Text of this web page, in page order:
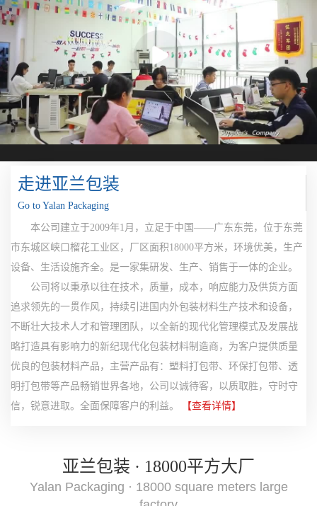
走进亚兰包装
Go to Yalan Packaging
本公司建立于2009年1月，立足于中国——广东东莞，位于东莞
市东城区峡口榴花工业区，厂区面积18000平方米，环境优美，生产
设备、生活设施齐全。是一家集研发、生产、销售于一体的企业。
公司将以秉承以往在技术，质量，成本，响应能力及供货方面
追求领先的一贯作风，持续引进国内外包装材料生产技术和设备，
不断壮大技术人才和管理团队，以全新的现代化管理模式及发展战
略打造具有影响力的新纪现代化包装材料制造商，为客户提供质量
优良的包装材料产品，主营产品有：塑料打包带、环保打包带、透
明打包带等产品畅销世界各地，公司以诚待客，以质取胜，守时守
信，锐意进取。全面保障客户的利益。
【查看详情】
亚兰包装 · 18000平方大厂
Yalan Packaging · 18000 square meters large